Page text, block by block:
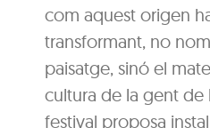
com aquest origen
transformant, no
paisatge, sinó el
cultura de la gent de
festival proposa